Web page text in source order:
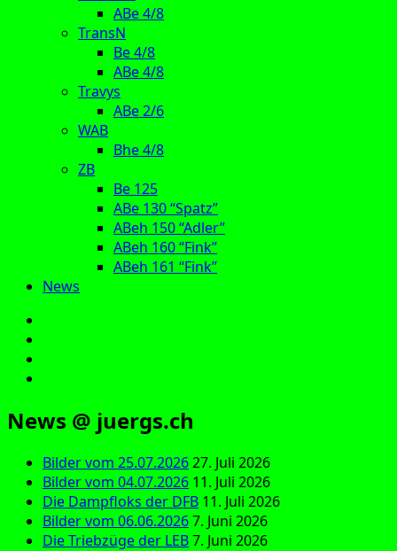
ABe 4/8
TransN
Be 4/8
ABe 4/8
Travys
ABe 2/6
WAB
Bhe 4/8
ZB
Be 125
ABe 130 “Spatz”
ABeh 150 “Adler”
ABeh 160 “Fink”
ABeh 161 “Fink”
News
News @ juergs.ch
Bilder vom 25.07.202627. Juli 2026
Bilder vom 04.07.2026 11. Juli 2026
Die Dampfloks der DFB 11. Juli 2026
Bilder vom 06.06.20267. Juni 2026
Die Triebzüge der LEB7. Juni 2026